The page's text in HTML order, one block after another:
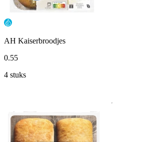
AH Kaiserbroodjes
0.55
4 stuks